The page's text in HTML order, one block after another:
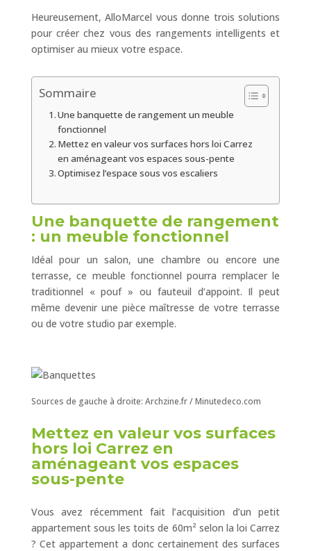
Heureusement, AlloMarcel vous donne trois solutions
pour créer chez vous des rangements intelligents et
optimiser au mieux votre espace.
Sommaire
Une banquette de rangement un meuble
fonctionnel
Mettez en valeur vos surfaces hors loi Carrez
en aménageant vos espaces sous-pente
Optimisez l’espace sous vos escaliers
Une banquette de rangement
: un meuble fonctionnel
Idéal pour un salon, une chambre ou encore une
terrasse, ce meuble fonctionnel pourra remplacer le
traditionnel « pouf » ou fauteuil d’appoint. Il peut
même devenir une pièce maîtresse de votre terrasse
ou de votre studio par exemple.
Sources de gauche à droite: Archzine.fr / Minutedeco.com
Mettez en valeur vos surfaces
hors loi Carrez en
aménageant vos espaces
sous-pente
Vous avez récemment fait l’acquisition d’un petit
appartement sous les toits de 60m² selon la loi Carrez
? Cet appartement a donc certainement des surfaces